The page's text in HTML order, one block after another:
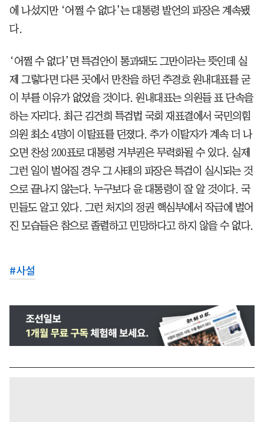
에 나섰지만 ‘어쩔 수 없다’는 대통령 발언의 파장은 계속됐
다.
‘어쩔 수 없다’면 특검안이 통과돼도 그만이라는 뜻인데 실
제 그렇다면 다른 곳에서 만찬을 하던 추경호 원내대표를 굳
이 부를 이유가 없었을 것이다. 원내대표는 의원들 표 단속을
하는 자리다. 최근 김건희 특검법 국회 재표결에서 국민의힘
의원 최소 4명이 이탈표를 던졌다. 추가 이탈자가 계속 더 나
오면 찬성 200표로 대통령 거부권은 무력화될 수 있다. 실제
그런 일이 벌어질 경우 그 사태의 파장은 특검이 실시되는 것
으로 끝나지 않는다. 누구보다 윤 대통령이 잘 알 것이다. 국
민들도 알고 있다. 그런 처지의 정권 핵심부에서 작금에 벌어
진 모습들은 참으로 졸렬하고 민망하다고 하지 않을 수 없다.
#사설